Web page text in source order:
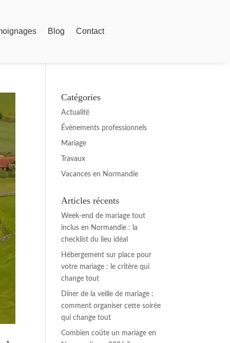
Blog Contact
Catégories
Actualité
Évènements professionnels
Mariage
Travaux
Vacances en Normandie
Articles récents
Week-end de mariage tout
inclus en Normandie : la
checklist du lieu idéal
Hébergement sur place pour
votre mariage : le critère qui
change tout
Dîner de la veille de mariage :
comment organiser cette soirée
qui change tout
Combien coûte un mariage en